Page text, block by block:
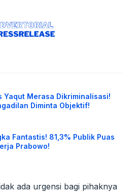
Yaqut Merasa Dikriminalisasi!
Diminta Objektif!
Fantastis! 81,3% Publik Puas
Prabowo!
ada urgensi bagi pihaknya